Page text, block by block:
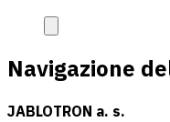
Navigazione
JABLOTRON a. s.